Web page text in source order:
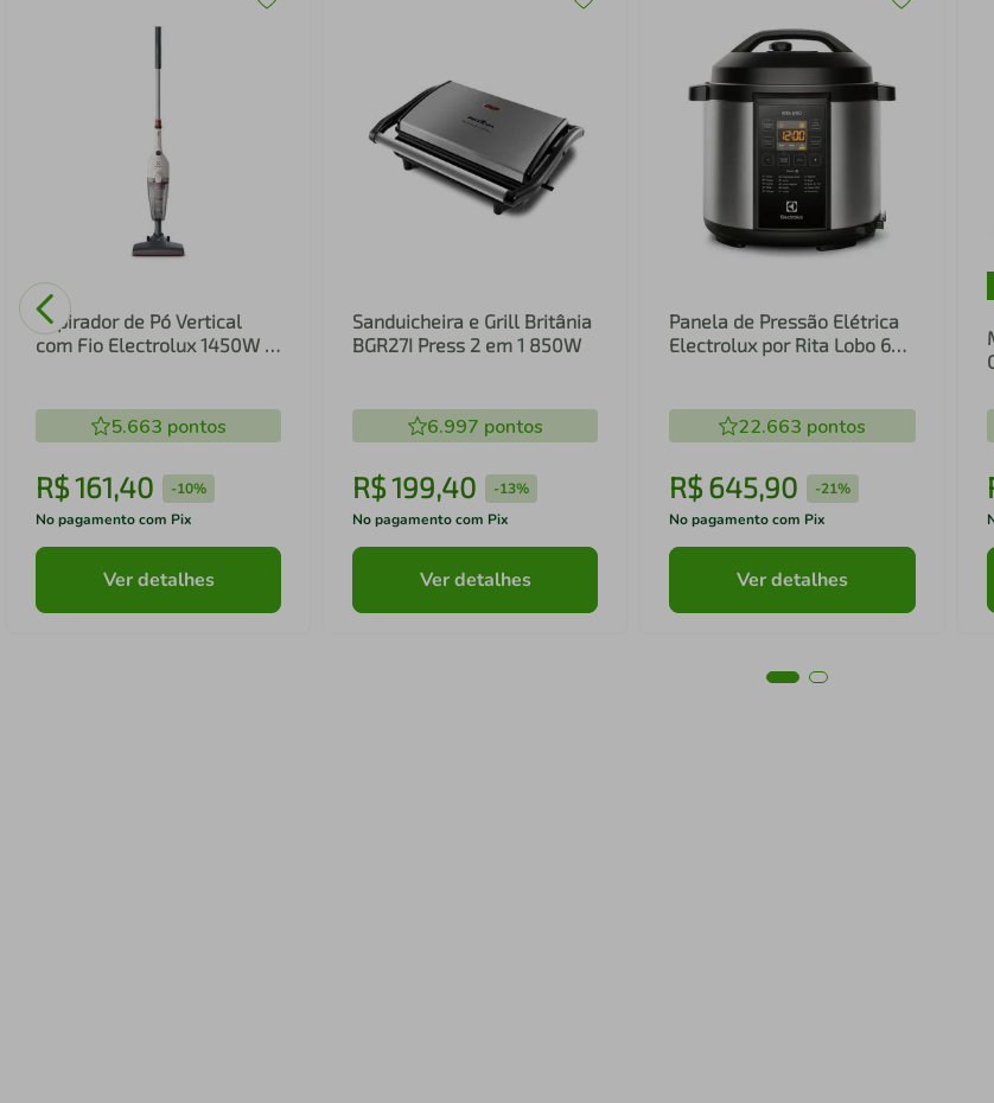
Aspirador de Pó Vertical
com Fio Electrolux 1450W 2
5.663 pontos
R$161,40 -10%
No pagamento com Pix
Ver detalhes
Sanduicheira e Grill Britânia
BGR27I Press 2 em 1 850W
6.997 pontos
R$199,40 -13%
No pagamento com Pix
Ver detalhes
Panela de Pressão Elétrica
Electrolux por Rita Lobo 6L
22.663 pontos
R$645,90 -21%
No pagamento com Pix
Ver detalhes